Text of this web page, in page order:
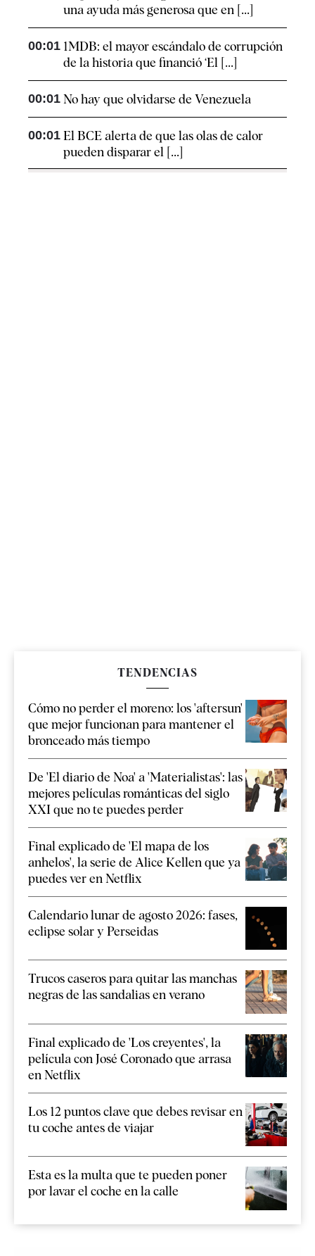
una ayuda más generosa que en [...]
00:01 1MDB: el mayor escándalo de corrupción
de la historia que financió ‘El [...]
00:01 No hay que olvidarse de Venezuela
00:01 El BCE alerta de que las olas de calor
pueden disparar el [...]
TENDENCIAS
Cómo no perder el moreno: los 'aftersun'
que mejor funcionan para mantener el
bronceado más tiempo
De 'El diario de Noa' a 'Materialistas': las
mejores películas románticas del siglo
XXI que no te puedes perder
Final explicado de 'El mapa de los
anhelos', la serie de Alice Kellen que ya
puedes ver en Netflix
Calendario lunar de agosto 2026: fases,
eclipse solar y Perseidas
Trucos caseros para quitar las manchas
negras de las sandalias en verano
Final explicado de 'Los creyentes', la
película con José Coronado que arrasa
en Netflix
Los 12 puntos clave que debes revisar en
tu coche antes de viajar
Esta es la multa que te pueden poner
por lavar el coche en la calle